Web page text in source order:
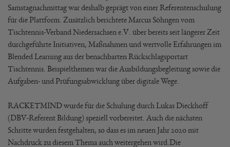
Samstagnachmittag war deshalb geprägt von einer Referentenschulung
für die Plattform. Zusätzlich berichtete Marcus Söhngen vom
Tischtennis-Verband Niedersachsen e.V. über bereits seit längerer Zeit
durchgeführte Initiativen, Maßnahmen und wertvolle Erfahrungen im
Blended Learning aus der benachbarten Rückschlagsportart
Tischtennis. Beispielthemen war die Ausbildungsbegleitung sowie die
Aufgaben- und Prüfungsabwicklung über digitale Wege.
RACKETMIND wurde für die Schulung durch Lukas Dieckhoff
(DBV-Referent Bildung) speziell vorbereitet. Auch die nächsten
Schritte wurden festgehalten, so dass es im neuen Jahr 2020 mit
Nachdruck zu diesem Thema auch weitergehen wird.Die